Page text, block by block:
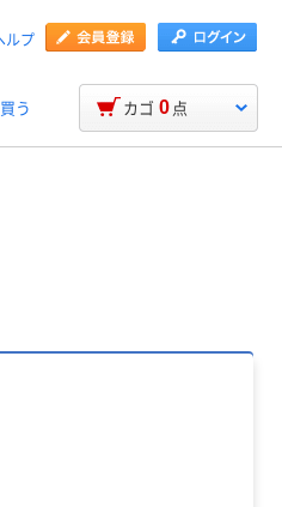
ルプ
う カゴ 0 点